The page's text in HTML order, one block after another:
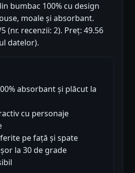
bumbac 100% cu design
moale și absorbant.
(nr. recenzii: 2). Preț: 49.56
datelor).
absorbant și plăcut la
cu personaje
pe față și spate
la 30 de grade